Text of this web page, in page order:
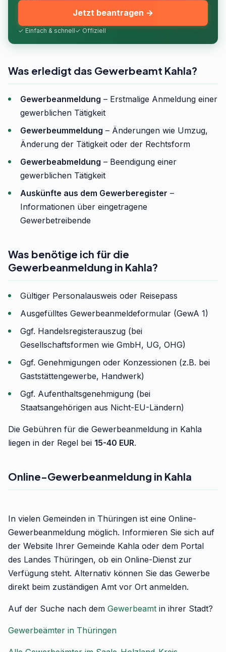
✓ Einfach & schnell✓ Offiziell
Jetzt beantragen →
Was erledigt das Gewerbeamt Kahla?
Gewerbeanmeldung – Erstmalige Anmeldung einer
gewerblichen Tätigkeit
Gewerbeummeldung – Änderungen wie Umzug,
Änderung der Tätigkeit oder der Rechtsform
Gewerbeabmeldung – Beendigung einer
gewerblichen Tätigkeit
Auskünfte aus dem Gewerberegister –
Informationen über eingetragene
Gewerbetreibende
Was benötige ich für die
Gewerbeanmeldung in Kahla?
Gültiger Personalausweis oder Reisepass
Ausgefülltes Gewerbeanmeldeformular (GewA 1)
Ggf. Handelsregisterauszug (bei
Gesellschaftsformen wie GmbH, UG, OHG)
Ggf. Genehmigungen oder Konzessionen (z.B. bei
Gaststättengewerbe, Handwerk)
Ggf. Aufenthaltsgenehmigung (bei
Staatsangehörigen aus Nicht-EU-Ländern)
Die Gebühren für die Gewerbeanmeldung in Kahla
liegen in der Regel bei 15-40 EUR.
Online-Gewerbeanmeldung in Kahla
In vielen Gemeinden in Thüringen ist eine Online-
Gewerbeanmeldung möglich. Informieren Sie sich auf
der Website Ihrer Gemeinde Kahla oder dem Portal
des Landes Thüringen, ob ein Online-Dienst zur
Verfügung steht. Alternativ können Sie das Gewerbe
direkt beim zuständigen Amt vor Ort anmelden.
Auf der Suche nach dem Gewerbeamt in ihrer Stadt?
Gewerbeämter in Thüringen